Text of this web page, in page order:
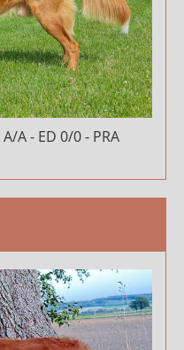
A - ED 0/0 - PRA